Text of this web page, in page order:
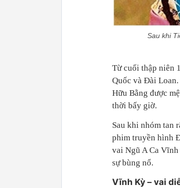
Sau khi
Từ cuối thập niên
Quốc và Đài
Hữu Bằng được
thời bấy giờ.
Sau khi nhóm tan
phim truyền hình
vai Ngũ A Ca
sự bùng nổ.
Vĩnh Kỳ – vai